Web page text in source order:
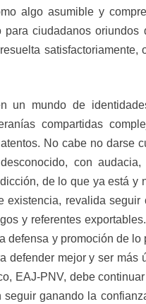
algo asumible y
ciudadanos
un mundo de
compartidas
No cabe no darse
con audacia,
de lo que ya está y
existencia, revalida
y referentes
defensa y promoción de
defender mejor y ser
EAJ-PNV, debe
ganando la